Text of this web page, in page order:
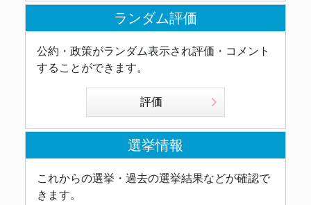
ランダム評価
公約・政策がランダム表示され評価・コメント
することができます。
評価
選挙情報
これからの選挙・過去の選挙結果などが確認で
きます。